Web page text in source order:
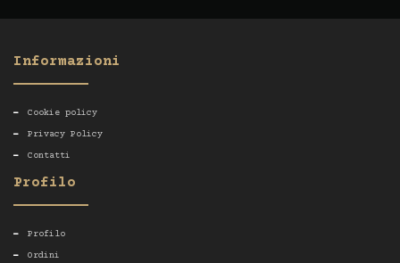
Informazioni
Cookie policy
Privacy Policy
Contatti
Profilo
Profilo
Ordini